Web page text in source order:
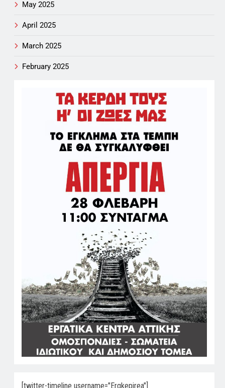
May 2025
April 2025
March 2025
February 2025
[twitter-timeline username="Ergkepirea"]